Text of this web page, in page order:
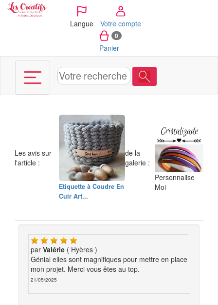
Langue Votre compte
0
Panier
Les avis sur
l'article :
Etiquette à Coudre En
Cuir Art...
de la
galerie :
Personnalise
Moi
par Valérie ( Hyères )
Génial elles sont magnifiques pour mettre en place
mon projet. Merci vous êtes au top.
21/05/2025
Panneau de gestion des cookies